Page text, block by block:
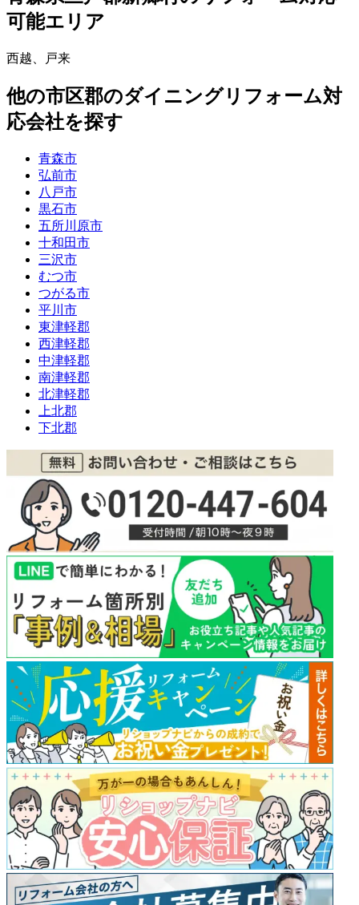
可能エリア
西越 戸来
他の市区郡のダイニングリフォーム対
応会社を探す
青森市
弘前市
八戸市
黒石市
五所川原市
十和田市
三沢市
むつ市
つがる市
平川市
東津軽郡
西津軽郡
中津軽郡
南津軽郡
北津軽郡
上北郡
下北郡